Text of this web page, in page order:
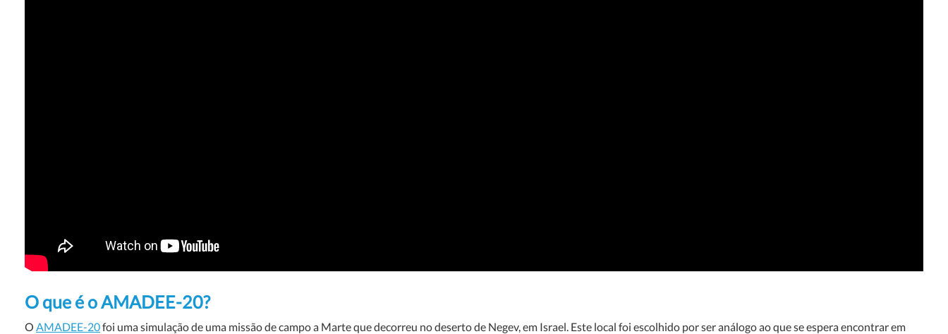
O que é o AMADEE-20?
O AMADEE-20foi uma simulação de uma missão de campo a Marte que decorreu no deserto de Negev, em Israel. Este local foi escolhido por ser análogo ao que se espera encontrar em